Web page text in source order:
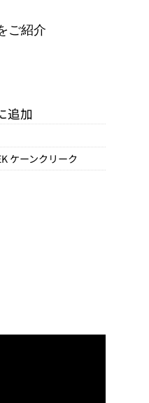
ご紹介
追加
ケーンクリーク